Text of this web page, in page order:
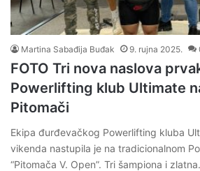
Martina Sabađija Buđak 9. rujna 2025.
FOTO Tri nova naslova
Powerlifting klub Ultimate
Pitomači
Ekipa đurđevačkog Powerlifting kluba
vikenda nastupila je na tradicionalnom
“Pitomača V. Open”. Tri šampiona i